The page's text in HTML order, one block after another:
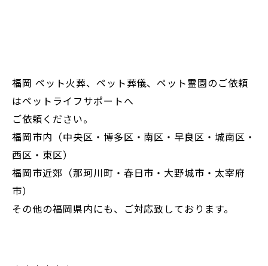
福岡 ペット火葬、ペット葬儀、ペット霊園のご依頼
はペットライフサポートへ
ご依頼ください。
福岡市内（中央区・博多区・南区・早良区・城南区・
西区・東区）
福岡市近郊（那珂川町・春日市・大野城市・太宰府
市）
その他の福岡県内にも、ご対応致しております。